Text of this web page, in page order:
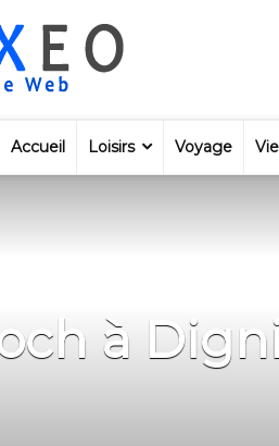
Accueil Loisirs Voyage
à